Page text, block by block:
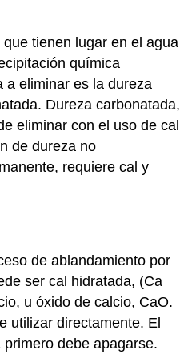
tienen lugar en el agua
química
a eliminar es la dureza
Dureza carbonatada,
eliminar con el uso de cal
de dureza no
requiere cal y
de ablandamiento por
ser cal hidratada, (Ca
u óxido de calcio, CaO.
utilizar directamente. El
debe apagarse.